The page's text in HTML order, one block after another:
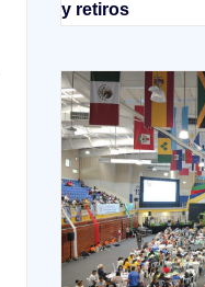
y retiros